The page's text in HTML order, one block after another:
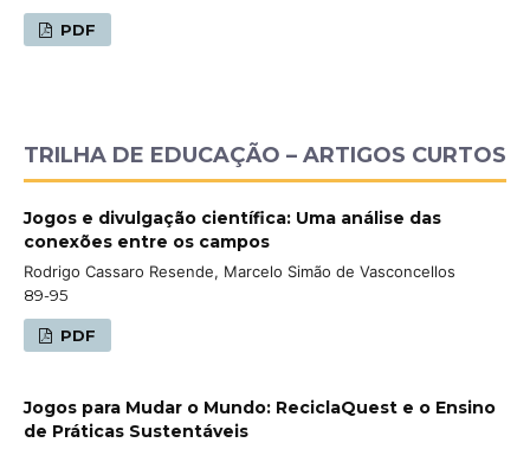
PDF
TRILHA DE EDUCAÇÃO – ARTIGOS CURTOS
Jogos e divulgação científica: Uma análise das
conexões entre os campos
Rodrigo Cassaro Resende, Marcelo Simão de Vasconcellos
89-95
PDF
Jogos para Mudar o Mundo: ReciclaQuest e o Ensino
de Práticas Sustentáveis